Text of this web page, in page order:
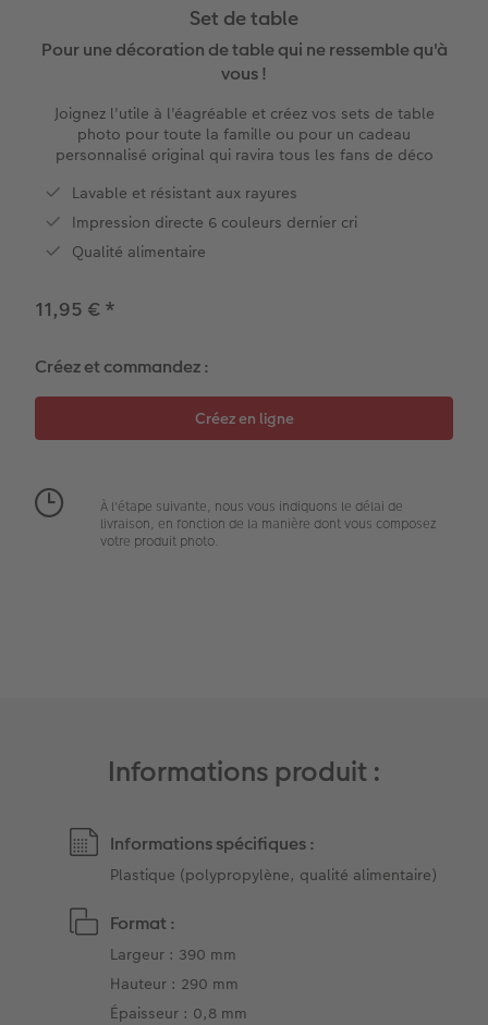
XXL Panorama
Petit Carré
Bébé
Types de papier
Possibilités
Effet relief
Art Collection
Tirages photo rétro carré
Marque-page photo
Tirage photo encadré
Poster photo premium
Autocollants photo
Boîte photo souvenirs
Tableau photo prestige
Photo sur bois
hexxas
Polyptyque
Accessoires
Calendrier mural Fineline
Modèles créatifs
Accessoires
Textiles
Coques smartphones
Boîte cadeau
Bon cadeau CEWE
Idées cadeaux
Faire-part de mariage
Faire-part d'anniversaire
Faire-part de communion
Tous les thèmes
Mariage
Conséils décoration murale
Conseils pour votre livre photo
Conseils pour la photographie
Tutoriels
Concours photo
Tipa Awards
Pour les enfants
Cadeaux plus durables
Set de table
Pour une décoration de table qui ne ressemble qu'à
vous !
Joignez l'utile à l'éagréable et créez vos sets de table
photo pour toute la famille ou pour un cadeau
personnalisé original qui ravira tous les fans de déco
Lavable et résistant aux rayures
Impression directe 6 couleurs dernier cri
Qualité alimentaire
11,95 € *
Créez et commandez :
À l'étape suivante, nous vous indiquons le délai de
livraison, en fonction de la manière dont vous composez
votre produit photo.
Informations produit :
Informations spécifiques :
Plastique (polypropylène, qualité alimentaire)
Format :
Largeur : 390 mm
Hauteur : 290 mm
Épaisseur : 0,8 mm